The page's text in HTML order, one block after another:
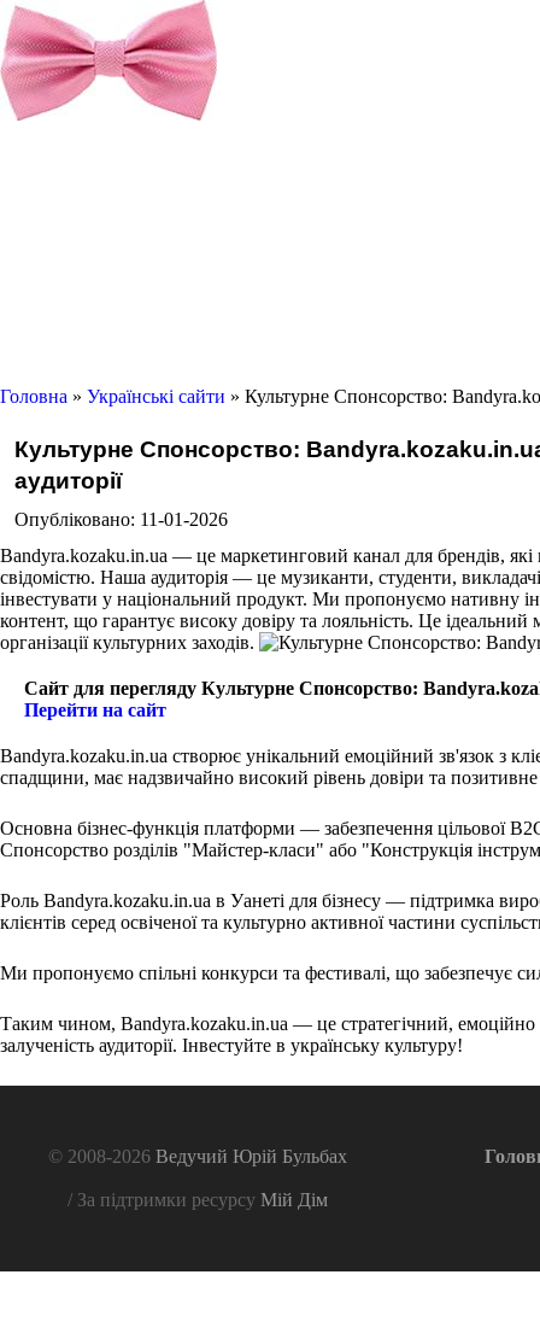
Головна » Українські сайти » Культурне Спонсорство:
Культурне Спонсорство:
аудиторії
Опубліковано: 11-01-2026
Bandyra.kozaku.in.ua — це маркетинговий канал для брендів,
свідомістю. Наша аудиторія — це музиканти, студенти,
інвестувати у національний продукт. Ми пропонуємо нативну
контент, що гарантує високу довіру та лояльність. Це
організації культурних заходів.
Сайт для перегляду Культурне Спонсорство:
Перейти на сайт
Bandyra.kozaku.in.ua створює унікальний емоційний зв'язок з
спадщини, має надзвичайно високий рівень довіри та
Основна бізнес-функція платформи — забезпечення цільової
Спонсорство розділів "Майстер-класи" або "Конструкція
Роль Bandyra.kozaku.in.ua в Уанеті для бізнесу — підтримка
клієнтів серед освіченої та культурно активної частини
Ми пропонуємо спільні конкурси та фестивалі, що забезпечує
Таким чином, Bandyra.kozaku.in.ua — це стратегічний, емоційно
залученість аудиторії. Інвестуйте в українську культуру!
© 2008-2026 Ведучий Юрій Бульбах
/ За підтримки ресурсу Мій Дім